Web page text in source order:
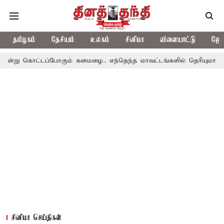
தமிழகம் தேசியம் உலகம் சினிமா விளையாட்டு
கனமழை.. எந்தெந்த மாவட்டங்களில் தெரியுமா..?
சினிமா செய்திகள்